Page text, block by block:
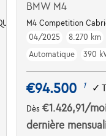
BMW M4
M4 Competition
04/2025
8.270 km
Automatique
390
€94.500 1 ✓
Dès€1.426,91 /
dernière